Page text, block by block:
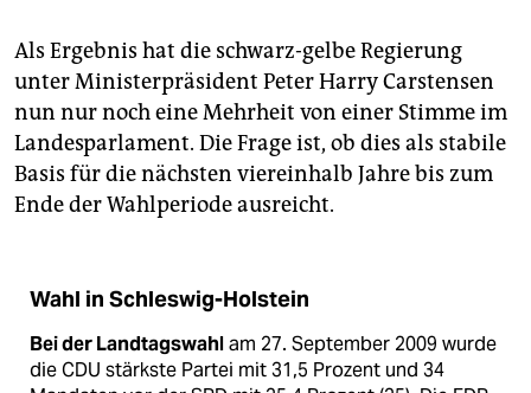
Als Ergebnis hat die schwarz-gelbe Regierung
unter Ministerpräsident Peter Harry Carstensen
nun nur noch eine Mehrheit von einer Stimme im
Landesparlament. Die Frage ist, ob dies als stabile
Basis für die nächsten viereinhalb Jahre bis zum
Ende der Wahlperiode ausreicht.
Wahl in Schleswig-Holstein
Bei der Landtagswahlam 27. September 2009 wurde
die CDU stärkste Partei mit 31,5 Prozent und 34